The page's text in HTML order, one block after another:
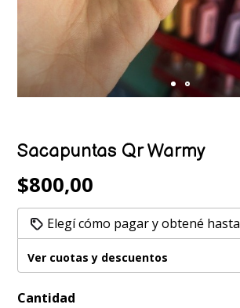
Sacapuntas Qr Warmy
$800,00
Elegí cómo pagar y obtené hasta
Ver cuotas y descuentos
Cantidad